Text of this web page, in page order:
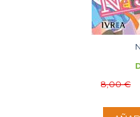
8,00 €